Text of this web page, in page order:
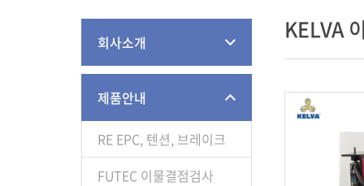
회사소개
제품안내
RE EPC, 텐션, 브레이크
FUTEC 이물결점검사
KELVA